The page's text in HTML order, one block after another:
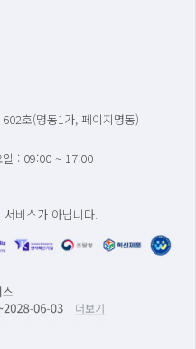
호(명동1가, 페이지명동)
: 09:00 ~ 17:00
비스가 아닙니다.